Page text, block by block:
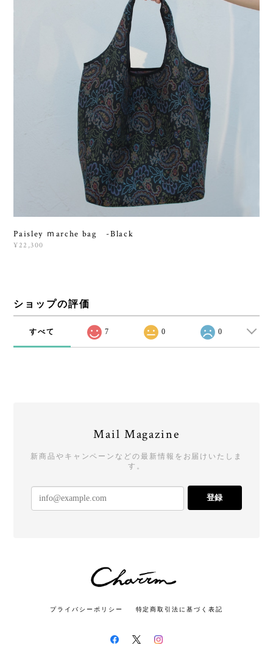
Paisley ｍarche bag -Black
¥22,300
ショップの評価
すべて 7 0 0
Mail Magazine
新商品やキャンペーンなどの最新情報をお届けいたしま
す。
登録
プライバシーポリシー 特定商取引法に基づく表記